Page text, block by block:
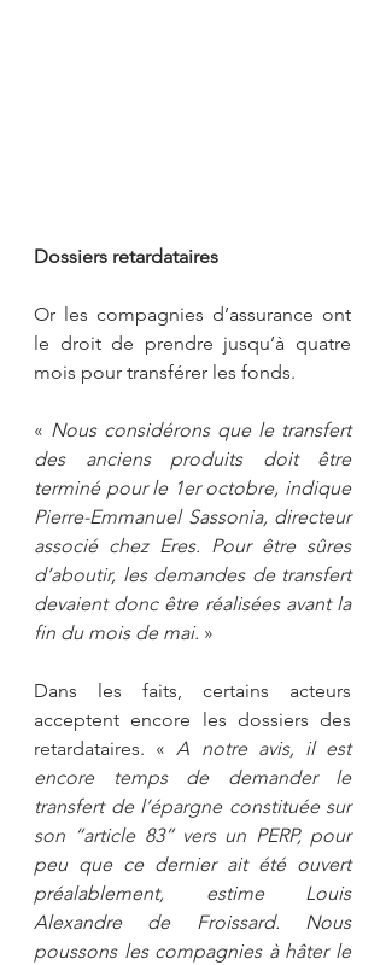
Dossiers retardataires
Or les compagnies d’assurance ont
le droit de prendre jusqu’à quatre
mois pour transférer les fonds.
« Nous considérons que le transfert
des anciens produits doit être
terminé pour le 1er octobre, indique
Pierre-Emmanuel Sassonia, directeur
associé chez Eres. Pour être sûres
d’aboutir, les demandes de transfert
devaient donc être réalisées avant la
fin du mois de mai. »
Dans les faits, certains acteurs
acceptent encore les dossiers des
retardataires. « A notre avis, il est
encore temps de demander le
transfert de l’épargne constituée sur
son “article 83” vers un PERP, pour
peu que ce dernier ait été ouvert
préalablement, estime Louis
Alexandre de Froissard. Nous
poussons les compagnies à hâter le